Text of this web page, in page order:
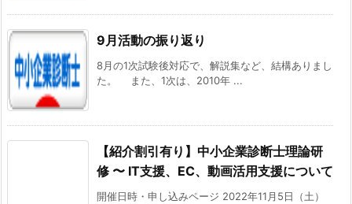
9月活動の振り返り
8月の1次試験後対応で、解説集など、結構ありまし
た。 また、1次は、2010年 ...
【紹介割引有り】中小企業診断士理論研
修 〜 IT支援、EC、動画活用支援について
開催日時・申し込みページ 2022年11月5日（土）